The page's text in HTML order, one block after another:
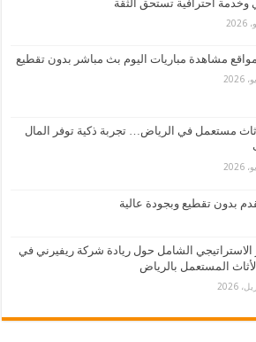
وخدمة احترافية تستحق الثقة
مشاهدة مباريات اليوم بث مباشر بدون تقطيع
مستعمل في الرياض… تجربة ذكية توفر المال
بدون تقطيع وبجودة عالية
الاستراتيجي الشامل حول ريادة شركة ريفيرني في
المستعمل بالرياض